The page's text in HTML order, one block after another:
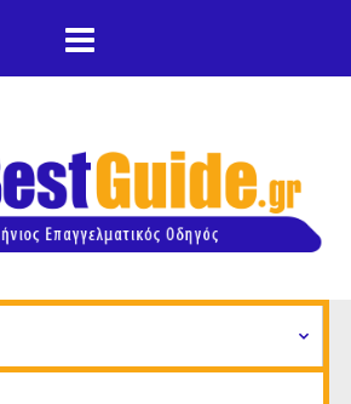
κυρίως περιεχόμενο